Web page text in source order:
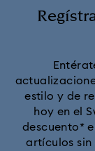
estilo y de
hoy en el
descuento*
artículos sin